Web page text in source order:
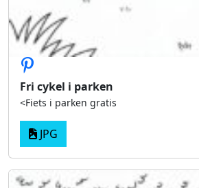
Fri cykel i parken
<Fiets i parken gratis
JPG